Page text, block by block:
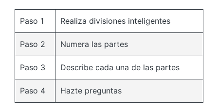
Paso 1 Realiza divisiones inteligentes
Paso 2 Numera las partes
Paso 3 Describe cada una de las partes
Paso 4 Hazte preguntas